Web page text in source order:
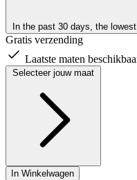
In the past 30 days, the
Gratis verzending
Laatste maten
Selecteer jouw maat
In Winkelwagen